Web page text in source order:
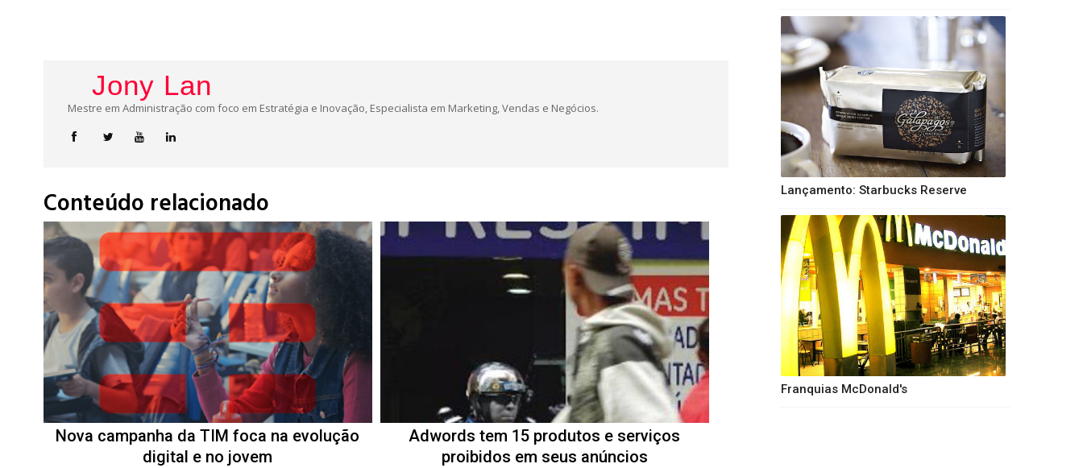
Jony Lan
Mestre em Administração com foco em Estratégia e Inovação, Especialista em Marketing, Vendas e Negócios.
Conteúdo relacionado
Nova campanha da TIM foca na evolução
digital e no jovem
Adwords tem 15 produtos e serviços
proibidos em seus anúncios
Lançamento: Starbucks Reserve
Franquias McDonald's